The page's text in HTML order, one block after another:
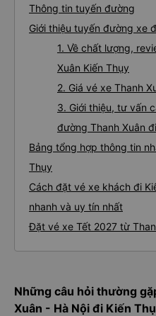
Thông tin tuyến đường
Giới thiệu tuyến đường xe
1. Về chất lượng,
Xuân Kiến Thụy
2. Giá vé xe Thanh
3. Giới thiệu, tư vấn
đường Thanh Xuân
Bảng tổng hợp thông tin
Thụy
Cách đặt vé xe khách đi
nhanh và uy tín nhất
Đặt vé xe Tết 2027 từ
Những câu hỏi thường
Xuân - Hà Nội đi Kiến